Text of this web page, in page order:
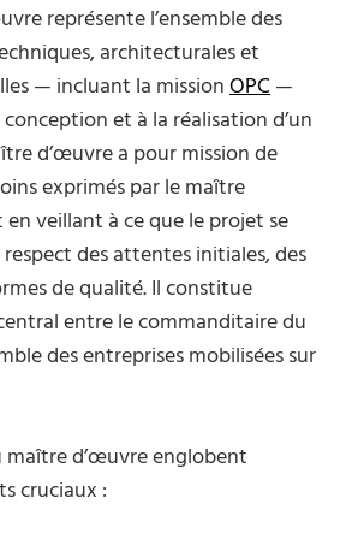
représente l’ensemble des
architecturales et
— incluant la missionOPC—
conception et à la réalisation d’un
d’œuvre a pour mission de
exprimés par le maître
veillant à ce que le projet se
des attentes initiales, des
de qualité. Il constitue
entre le commanditaire du
des entreprises mobilisées sur
maître d’œuvre englobent
cruciaux :